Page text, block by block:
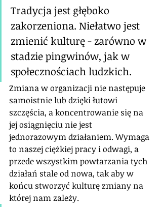
Tradycja jest głęboko
zakorzeniona. Niełatwo jest
zmienić kulturę - zarówno w
stadzie pingwinów, jak w
społecznościach ludzkich.
Zmiana w organizacji nie następuje
samoistnie lub dzięki łutowi
szczęścia, a koncentrowanie się na
jej osiągnięciu nie jest
jednorazowym działaniem. Wymaga
to naszej ciężkiej pracy i odwagi, a
przede wszystkim powtarzania tych
działań stale od nowa, tak aby w
końcu stworzyć kulturę zmiany na
której nam zależy.